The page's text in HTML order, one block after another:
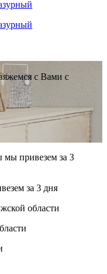
с Вами с
за 3 дня